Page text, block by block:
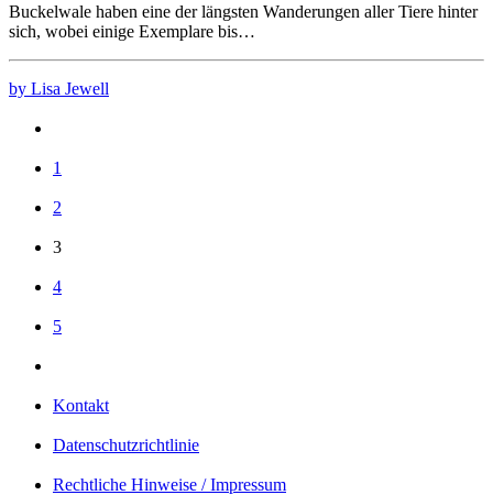
Buckelwale haben eine der längsten Wanderungen aller Tiere hinter
sich, wobei einige Exemplare bis…
by Lisa Jewell
1
2
3
4
5
Kontakt
Datenschutzrichtlinie
Rechtliche Hinweise / Impressum